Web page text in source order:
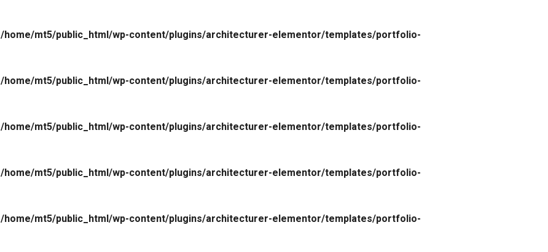
/home/mt5/public_html/wp-content/plugins/architecturer-elementor/templates/portfolio-
/home/mt5/public_html/wp-content/plugins/architecturer-elementor/templates/portfolio-
/home/mt5/public_html/wp-content/plugins/architecturer-elementor/templates/portfolio-
/home/mt5/public_html/wp-content/plugins/architecturer-elementor/templates/portfolio-
/home/mt5/public_html/wp-content/plugins/architecturer-elementor/templates/portfolio-